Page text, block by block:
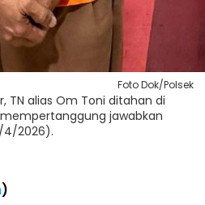
Foto Dok/Polsek
TN alias Om Toni ditahan di
jawabkan
4/2026).
)